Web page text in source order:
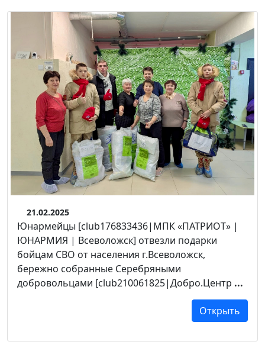
21.02.2025
Юнармейцы [club176833436|МПК «ПАТРИОТ» |
ЮНАРМИЯ | Всеволожск] отвезли подарки
бойцам СВО от населения г.Всеволожск,
бережно собранные Серебряными
добровольцами [club210061825|Добро.Центр ...
Открыть